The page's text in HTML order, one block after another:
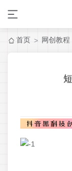
首页 > 网创教程